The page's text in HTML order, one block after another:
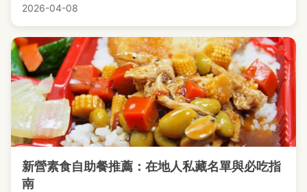
2026-04-08
新營素食自助餐推薦：在地人私藏名單與必吃指
南